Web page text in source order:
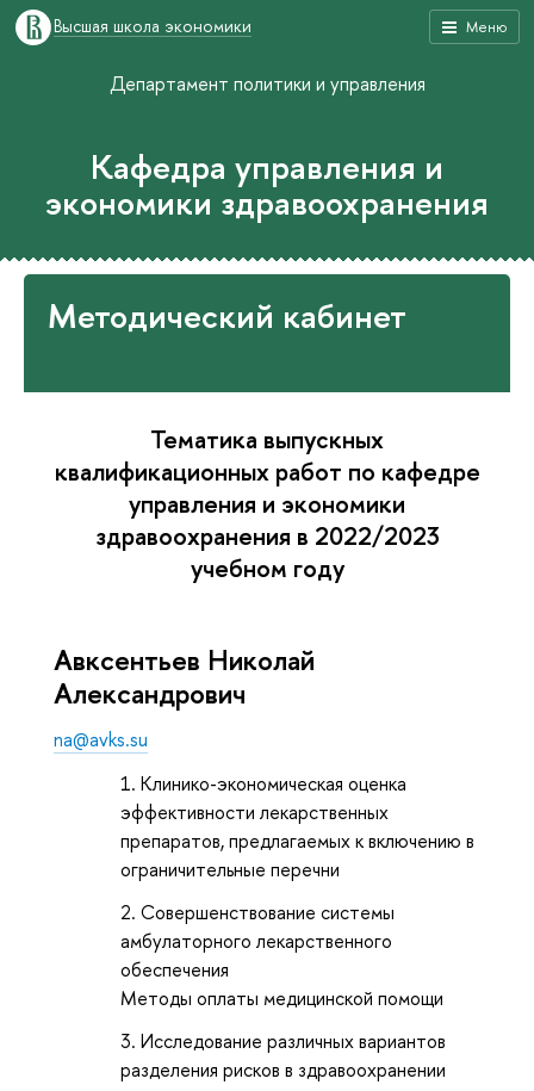
Меню
Высшая школа экономики
Департамент политики и управления
Кафедра управления и
экономики здравоохранения
Методический кабинет
Тематика выпускных
квалификационных работ по кафедре
управления и экономики
здравоохранения в 2022/2023
учебном году
Авксентьев Николай
Александрович
na@avks.su
Клинико-экономическая оценка
эффективности лекарственных
препаратов, предлагаемых к включению в
ограничительные перечни
Совершенствование системы
амбулаторного лекарственного
обеспечения
Методы оплаты медицинской помощи
Исследование различных вариантов
разделения рисков в здравоохранении